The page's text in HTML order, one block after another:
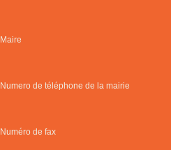
Maire
Numero de téléphone de la mairie
Numéro de fax